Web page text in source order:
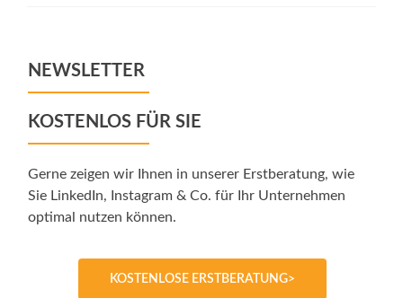
NEWSLETTER
KOSTENLOS FÜR SIE
Gerne zeigen wir Ihnen in unserer Erstberatung, wie
Sie LinkedIn, Instagram & Co. für Ihr Unternehmen
optimal nutzen können.
KOSTENLOSE ERSTBERATUNG>